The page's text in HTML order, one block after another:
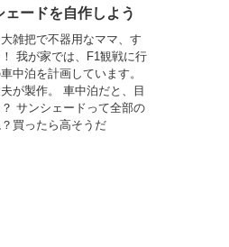
ェードを自作しよう
雑把で不器用なママ、す
我が家では、F1観戦に行
中泊を計画しています。
が製作。 車中泊だと、目
サンシェードって全部の
買ったら高そうだ